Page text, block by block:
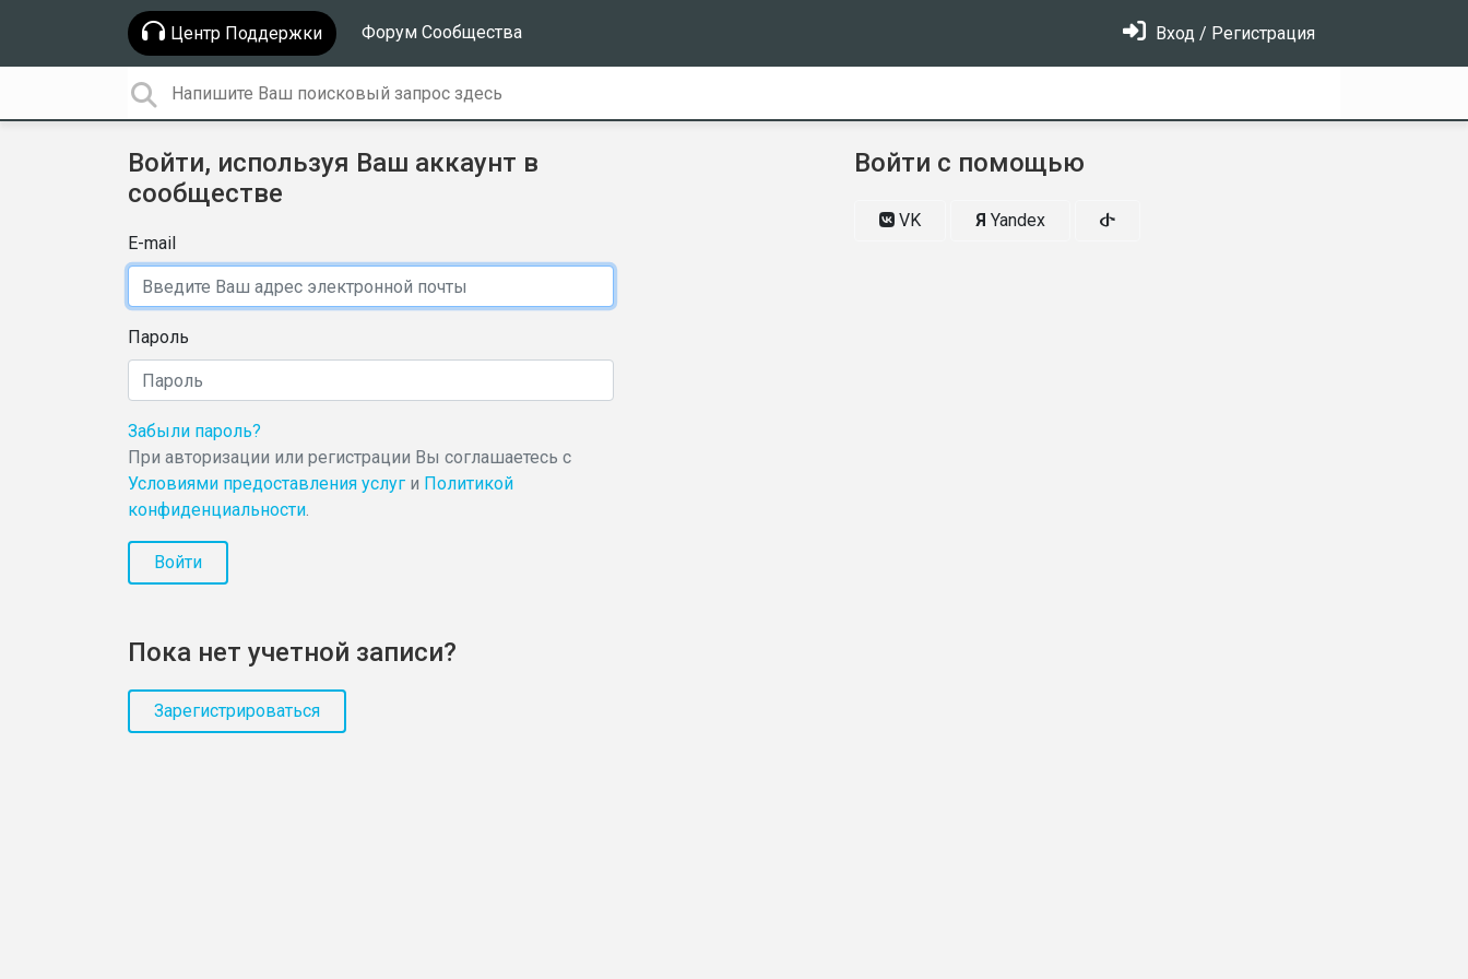
Центр Поддержки Форум Сообщества Вход / Регистрация
Войти, используя Ваш аккаунт в
сообществе
E-mail
Пароль
Забыли пароль?
При авторизации или регистрации Вы соглашаетесь с
Условиями предоставления услуг и Политикой
конфиденциальности.
Войти
Пока нет учетной записи?
Зарегистрироваться
Войти с помощью
VK Я Yandex